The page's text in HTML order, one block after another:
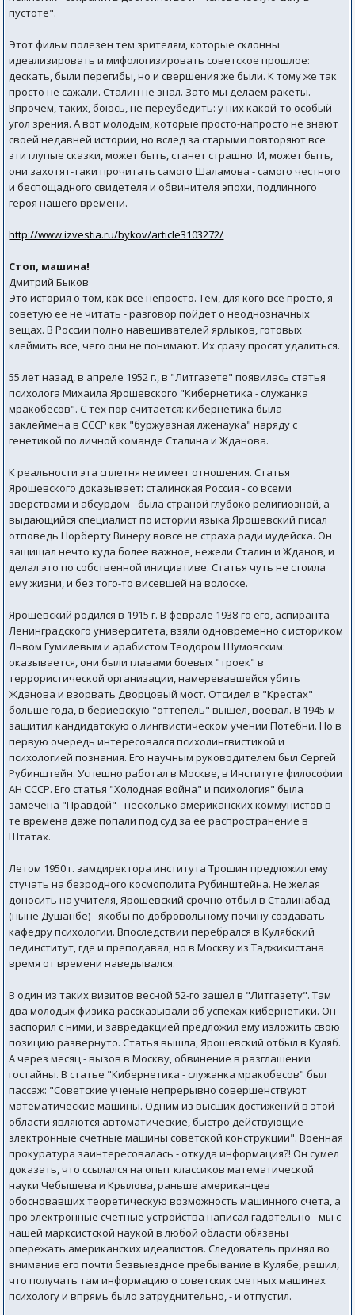
пустоте".
Этот фильм полезен тем зрителям, которые склонны
идеализировать и мифологизировать советское прошлое:
дескать, были перегибы, но и свершения же были. К тому же так
просто не сажали. Сталин не знал. Зато мы делаем ракеты.
Впрочем, таких, боюсь, не переубедить: у них какой-то особый
угол зрения. А вот молодым, которые просто-напросто не знают
своей недавней истории, но вслед за старыми повторяют все
эти глупые сказки, может быть, станет страшно. И, может быть,
они захотят-таки прочитать самого Шаламова - самого честного
и беспощадного свидетеля и обвинителя эпохи, подлинного
героя нашего времени.
http://www.izvestia.ru/bykov/article3103272/
Стоп, машина!
Дмитрий Быков
Это история о том, как все непросто. Тем, для кого все просто, я
советую ее не читать - разговор пойдет о неоднозначных
вещах. В России полно навешивателей ярлыков, готовых
клеймить все, чего они не понимают. Их сразу просят удалиться.
55 лет назад, в апреле 1952 г., в "Литгазете" появилась статья
психолога Михаила Ярошевского "Кибернетика - служанка
мракобесов". С тех пор считается: кибернетика была
заклеймена в СССР как "буржуазная лженаука" наряду с
генетикой по личной команде Сталина и Жданова.
К реальности эта сплетня не имеет отношения. Статья
Ярошевского доказывает: сталинская Россия - со всеми
зверствами и абсурдом - была страной глубоко религиозной, а
выдающийся специалист по истории языка Ярошевский писал
отповедь Норберту Винеру вовсе не страха ради иудейска. Он
защищал нечто куда более важное, нежели Сталин и Жданов, и
делал это по собственной инициативе. Статья чуть не стоила
ему жизни, и без того-то висевшей на волоске.
Ярошевский родился в 1915 г. В феврале 1938-го его, аспиранта
Ленинградского университета, взяли одновременно с историком
Львом Гумилевым и арабистом Теодором Шумовским:
оказывается, они были главами боевых "троек" в
террористической организации, намеревавшейся убить
Жданова и взорвать Дворцовый мост. Отсидел в "Крестах"
больше года, в бериевскую "оттепель" вышел, воевал. В 1945-м
защитил кандидатскую о лингвистическом учении Потебни. Но в
первую очередь интересовался психолингвистикой и
психологией познания. Его научным руководителем был Сергей
Рубинштейн. Успешно работал в Москве, в Институте философии
АН СССР. Его статья "Холодная война" и психология" была
замечена "Правдой" - несколько американских коммунистов в
те времена даже попали под суд за ее распространение в
Штатах.
Летом 1950 г. замдиректора института Трошин предложил ему
стучать на безродного космополита Рубинштейна. Не желая
доносить на учителя, Ярошевский срочно отбыл в Сталинабад
(ныне Душанбе) - якобы по добровольному почину создавать
кафедру психологии. Впоследствии перебрался в Кулябский
пединститут, где и преподавал, но в Москву из Таджикистана
время от времени наведывался.
В один из таких визитов весной 52-го зашел в "Литгазету". Там
два молодых физика рассказывали об успехах кибернетики. Он
заспорил с ними, и завредакцией предложил ему изложить свою
позицию развернуто. Статья вышла, Ярошевский отбыл в Куляб.
А через месяц - вызов в Москву, обвинение в разглашении
гостайны. В статье "Кибернетика - служанка мракобесов" был
пассаж: "Советские ученые непрерывно совершенствуют
математические машины. Одним из высших достижений в этой
области являются автоматические, быстро действующие
электронные счетные машины советской конструкции". Военная
прокуратура заинтересовалась - откуда информация?! Он сумел
доказать, что ссылался на опыт классиков математической
науки Чебышева и Крылова, раньше американцев
обосновавших теоретическую возможность машинного счета, а
про электронные счетные устройства написал гадательно - мы с
нашей марксистской наукой в любой области обязаны
опережать американских идеалистов. Следователь принял во
внимание его почти безвыездное пребывание в Кулябе, решил,
что получать там информацию о советских счетных машинах
психологу и впрямь было затруднительно, - и отпустил.